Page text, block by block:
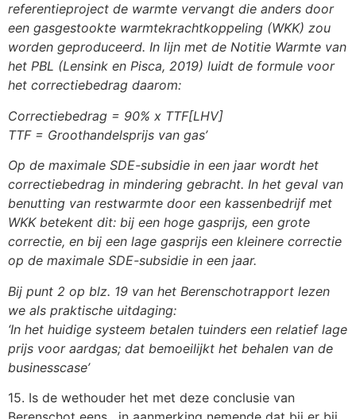
referentieproject de warmte vervangt die anders door
een gasgestookte warmtekrachtkoppeling (WKK) zou
worden geproduceerd. In lijn met de Notitie Warmte van
het PBL (Lensink en Pisca, 2019) luidt de formule voor
het correctiebedrag daarom:
Correctiebedrag = 90% x TTF[LHV]
TTF = Groothandelsprijs van gas’
Op de maximale SDE-subsidie in een jaar wordt het
correctiebedrag in mindering gebracht. In het geval van
benutting van restwarmte door een kassenbedrijf met
WKK betekent dit: bij een hoge gasprijs, een grote
correctie, en bij een lage gasprijs een kleinere correctie
op de maximale SDE-subsidie in een jaar.
Bij punt 2 op blz. 19 van het Berenschotrapport lezen
we als praktische uitdaging:
‘In het huidige systeem betalen tuinders een relatief lage
prijs voor aardgas; dat bemoeilijkt het behalen van de
businesscase’
15. Is de wethouder het met deze conclusie van